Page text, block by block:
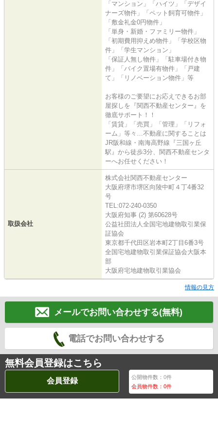
「マンション」「ハイツ」「デザイ
ナーズ物件」「ペット飼育可物件」
「敷金礼金0円物件」
「単身・新婚・ファミリー物件」
「初期費用抑えめ物件」「学校区物
件」「学生マンション」
「保証人無し物件」「駐車場付き物
件」「バイク置場有物件」「戸建
て」「リノベーション物件」等
お客様のご要望にお応えできるお部
屋探しを『関西不動産センター』を
徹底サポート！！
「賃貸」「売買」「管理」「リフォ
ーム」等々…不動産に関することは
JR阪和線・南海高野線『三国ヶ丘
駅』から徒歩3分、関西不動産センタ
ーへお任せください！
取扱会社
株式会社関西不動産センター
大阪府堺市堺区向陵中町４丁4番32
号
TEL:072-240-0350
大阪府知事 (2) 第60628号
公益社団法人全国宅地建物取引業保
証協会
東京都千代田区岩本町2丁目6番3号
全国宅地建物取引業保証協会大阪本
部
大阪府宅地建物取引業協会
情報の見方
メールでお問い合わせする(無料)
電話でお問い合わせする
無料会員登録はこちら
会員登録 公開物件数：0件
会員物件数：0件